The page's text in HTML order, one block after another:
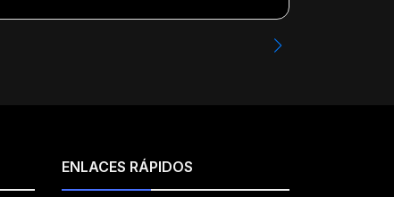
ENLACES RÁPIDOS